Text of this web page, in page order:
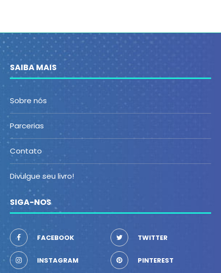
SAIBA MAIS
Sobre nós
Parcerias
Contato
Divulgue seu livro!
SIGA-NOS
FACEBOOK TWITTER
INSTAGRAM PINTEREST